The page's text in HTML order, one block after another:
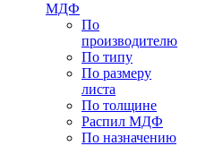
МДФ
По
производителю
По типу
По размеру
листа
По толщине
Распил МДФ
По назначению